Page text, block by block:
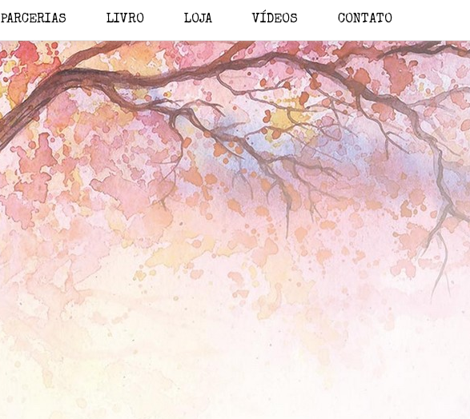
PARCERIAS LIVRO LOJA VÍDEOS CONTATO